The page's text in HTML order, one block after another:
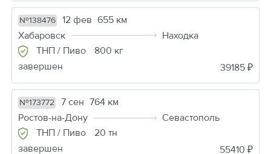
№138476 12 фев 655 км
Хабаровск
Находка
ТНП / Пиво
800 кг
завершен
39185 ₽
№173772 7 сен 764 км
Ростов-на-Дону
Севастополь
ТНП / Пиво
20 тн
завершен
55410 ₽